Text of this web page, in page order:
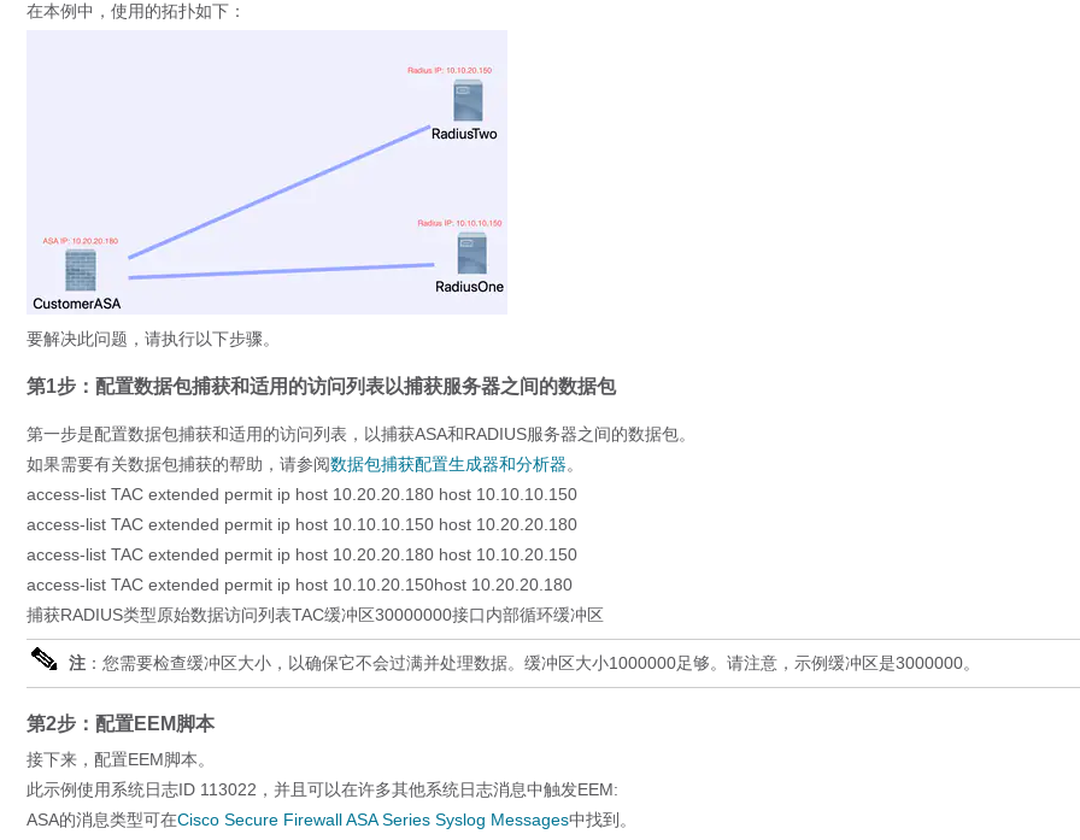
在本例中，使用的拓扑如下：
要解决此问题，请执行以下步骤。
第1步：配置数据包捕获和适用的访问列表以捕获服务器之间的数据包
第一步是配置数据包捕获和适用的访问列表，以捕获ASA和RADIUS服务器之间的数据包。
如果需要有关数据包捕获的帮助，请参阅数据包捕获配置生成器和分析器。
access-list TAC extended permit ip host 10.20.20.180 host 10.10.10.150
access-list TAC extended permit ip host 10.10.10.150 host 10.20.20.180
access-list TAC extended permit ip host 10.20.20.180 host 10.10.20.150
access-list TAC extended permit ip host 10.10.20.150host 10.20.20.180
捕获RADIUS类型原始数据访问列表TAC缓冲区30000000接口内部循环缓冲区
注 ：您需要检查缓冲区大小，以确保它不会过满并处理数据。缓冲区大小1000000足够。请注意，示例缓冲区是3000000。
第2步：配置EEM脚本
接下来，配置EEM脚本。
此示例使用系统日志ID 113022，并且可以在许多其他系统日志消息中触发EEM:
ASA的消息类型可在Cisco Secure Firewall ASA Series Syslog Messages中找到。